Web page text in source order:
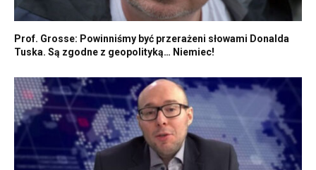
Prof. Grosse: Powinniśmy być przerażeni słowami Donalda
Tuska. Są zgodne z geopolityką… Niemiec!